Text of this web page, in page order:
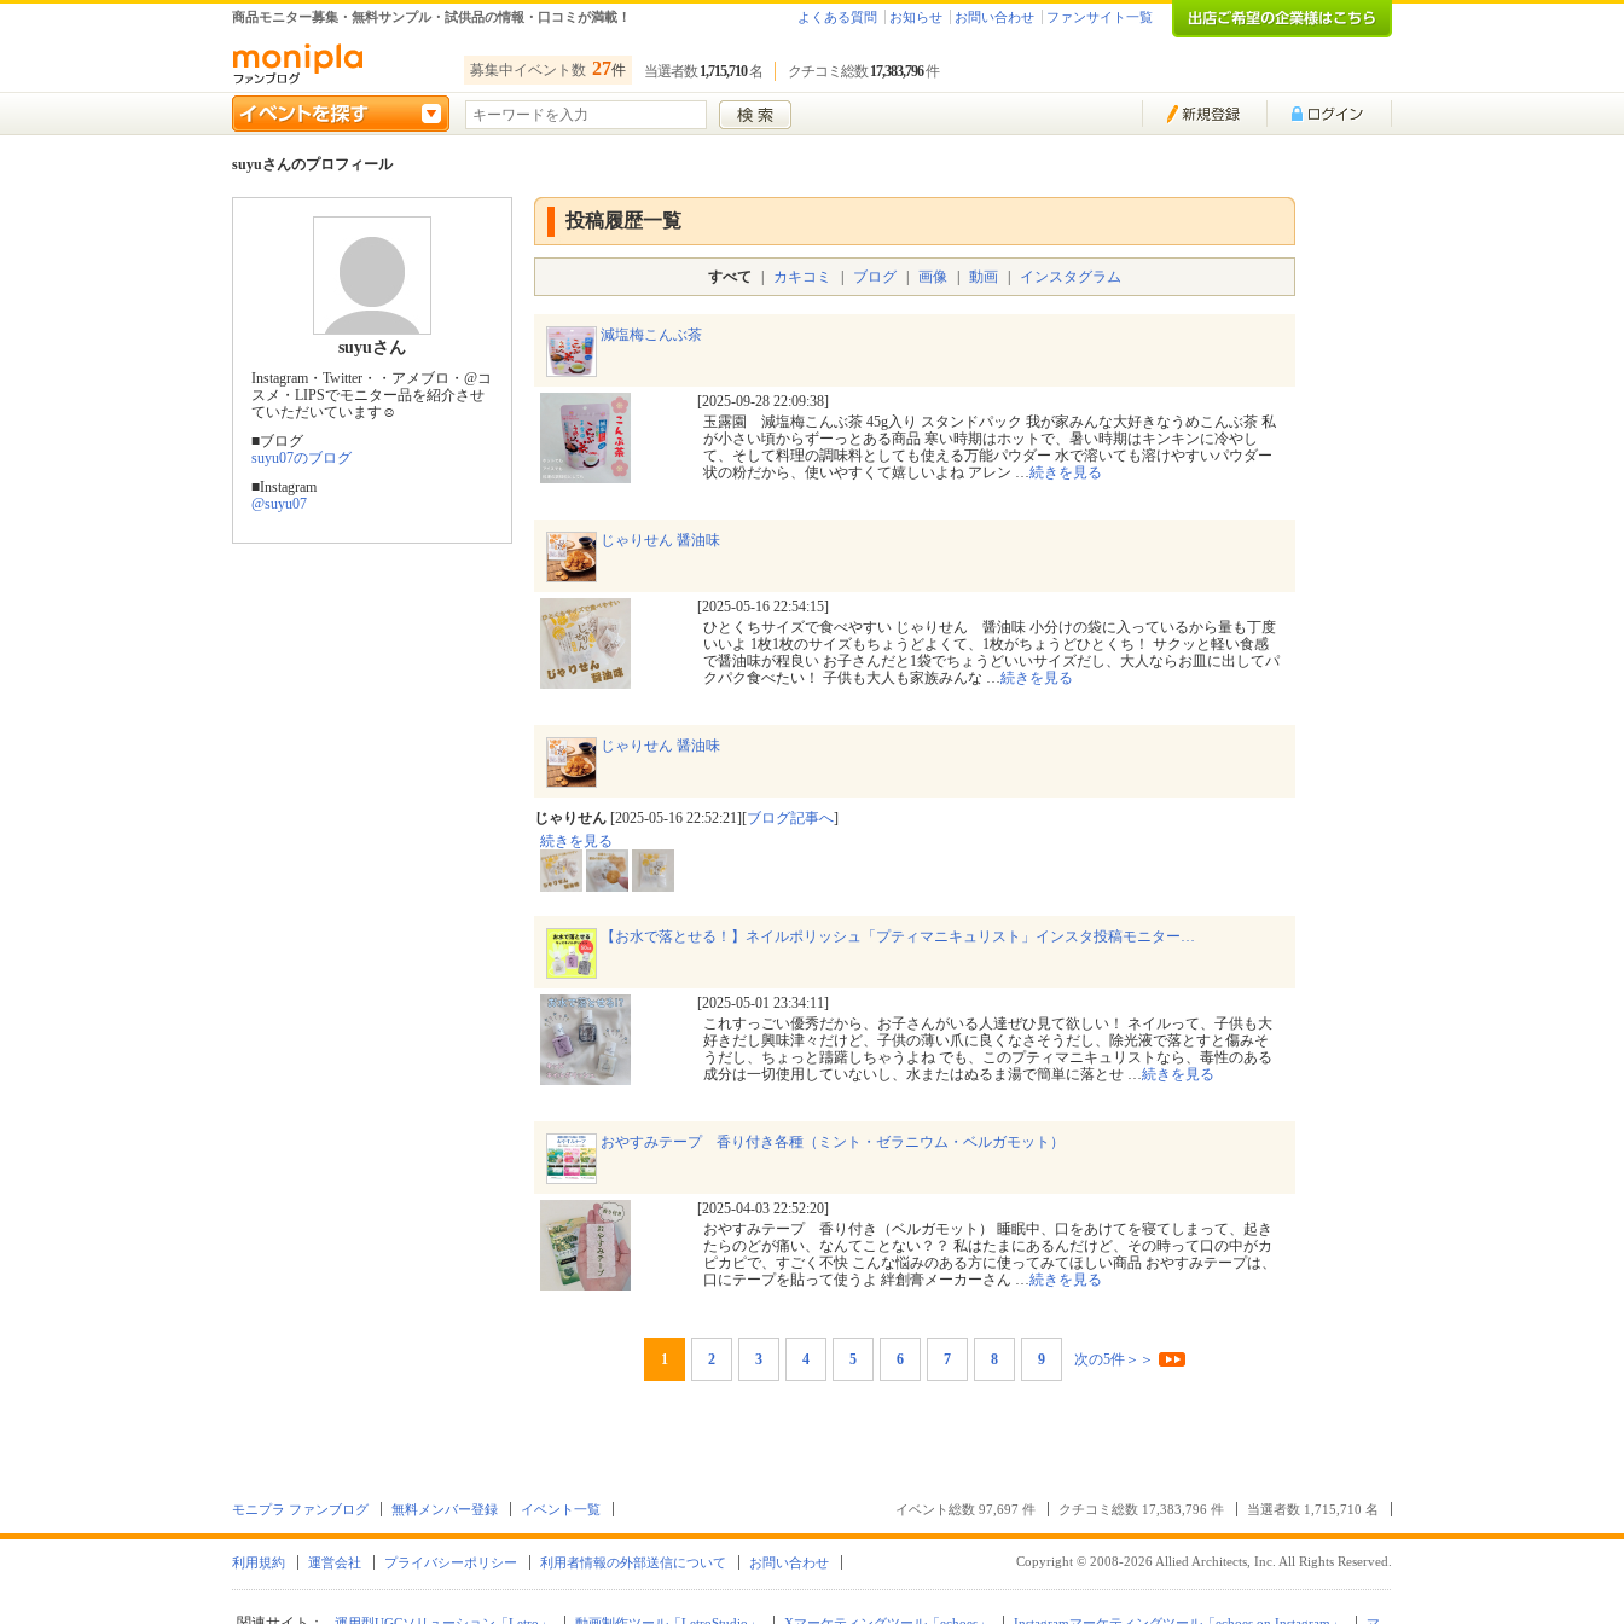
商品モニター募集・無料サンプル・試供品の情報・口コミが満載！ よくある質問 お知らせ お問い合わせ ファンサイト一覧
募集中イベント数 27件 当選者数 1,715,710名 クチコミ総数 17,383,796件
suyuさんのプロフィール
suyuさん
Instagram・Twitter・・アメブロ・@コ
スメ・LIPSでモニター品を紹介させ
ていただいています☺︎
■ブログ
suyu07のブログ
■Instagram
@suyu07
投稿履歴一覧
すべて カキコミ ブログ 画像 動画 インスタグラム
減塩梅こんぶ茶
[2025-09-28 22:09:38]
玉露園 減塩梅こんぶ茶 45g入り スタンドパック 我が家みんな大好きなうめこんぶ茶 私
が小さい頃からずーっとある商品 寒い時期はホットで、暑い時期はキンキンに冷やし
て、そして料理の調味料としても使える万能パウダー 水で溶いても溶けやすいパウダー
状の粉だから、使いやすくて嬉しいよね アレン …続きを見る
じゃりせん 醤油味
[2025-05-16 22:54:15]
ひとくちサイズで食べやすい じゃりせん 醤油味 小分けの袋に入っているから量も丁度
いいよ 1枚1枚のサイズもちょうどよくて、1枚がちょうどひとくち！ サクッと軽い食感
で醤油味が程良い お子さんだと1袋でちょうどいいサイズだし、大人ならお皿に出してパ
クパク食べたい！ 子供も大人も家族みんな …続きを見る
じゃりせん 醤油味
じゃりせん [2025-05-16 22:52:21][ブログ記事へ]
続きを見る
【お水で落とせる！】ネイルポリッシュ「プティマニキュリスト」インスタ投稿モニター…
[2025-05-01 23:34:11]
これすっごい優秀だから、お子さんがいる人達ぜひ見て欲しい！ ネイルって、子供も大
好きだし興味津々だけど、子供の薄い爪に良くなさそうだし、除光液で落とすと傷みそ
うだし、ちょっと躊躇しちゃうよね でも、このプティマニキュリストなら、毒性のある
成分は一切使用していないし、水またはぬるま湯で簡単に落とせ …続きを見る
おやすみテープ 香り付き各種（ミント・ゼラニウム・ベルガモット）
[2025-04-03 22:52:20]
おやすみテープ 香り付き（ベルガモット） 睡眠中、口をあけてを寝てしまって、起き
たらのどが痛い、なんてことない？？ 私はたまにあるんだけど、その時って口の中がカ
ピカピで、すごく不快 こんな悩みのある方に使ってみてほしい商品 おやすみテープは、
口にテープを貼って使うよ 絆創膏メーカーさん …続きを見る
1 2 3 4 5 6 7 8 9 次の5件＞＞
モニプラ ファンブログ 無料メンバー登録 イベント一覧 イベント総数 97,697 件 クチコミ総数 17,383,796 件 当選者数 1,715,710 名
利用規約 運営会社 プライバシーポリシー 利用者情報の外部送信について お問い合わせ Copyright © 2008-2026 Allied Architects, Inc. All Rights Reserved.